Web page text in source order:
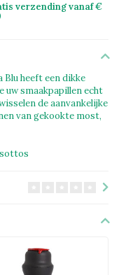
verzending vanaf €
heeft een dikke
uw smaakpapillen echt
de aanvankelijke
van gekookte most,